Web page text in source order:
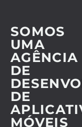
SOMOS
UMA
AGÊNCIA
DE
DE
MÓVEIS